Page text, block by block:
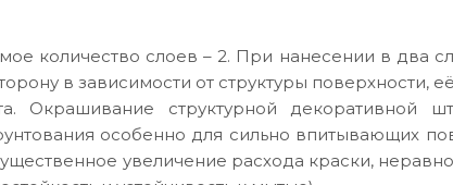
количество слоев – 2. При нанесении в два
в зависимости от структуры поверхности,
Окрашивание структурной декоративной
особенно для сильно впитывающих
увеличение расхода краски,